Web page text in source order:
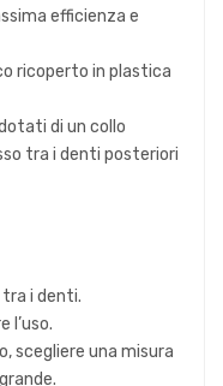
efficienza e
ricoperto in plastica
di un collo
tra i denti posteriori
i denti.
l’uso.
scegliere una misura